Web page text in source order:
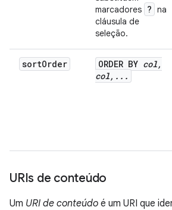
marcadores ? na
cláusula de
seleção.
sortOrder ORDER BY col,
col, . . .
URIs de conteúdo
Um URI de conteúdo é um URI que